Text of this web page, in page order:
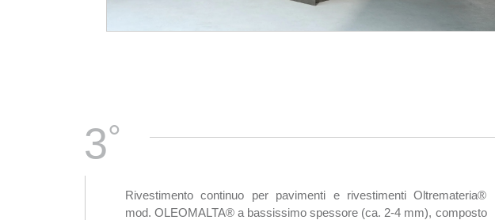
3°
Rivestimento continuo per pavimenti e rivestimenti Oltremateria®
mod. OLEOMALTA® a bassissimo spessore (ca. 2-4 mm), composto